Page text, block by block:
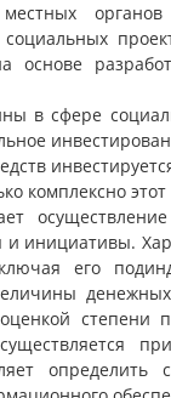
социальных
основе
в сфере
комплексно
инициативы.
его
степени
определить